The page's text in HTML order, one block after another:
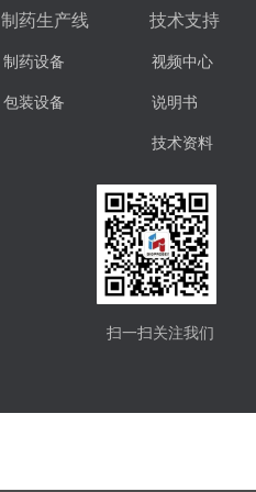
制药生产线
制药设备
包装设备
技术支持
视频中心
说明书
技术资料
扫一扫关注我们